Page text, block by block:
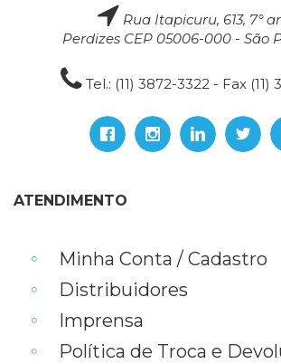
Rua Itapicuru, 613, 7°
Perdizes CEP 05006-000 - São
Tel.: (11) 3872-3322 - Fax (11)
ATENDIMENTO
Minha Conta / Cadastro
Distribuidores
Imprensa
Política de Troca e